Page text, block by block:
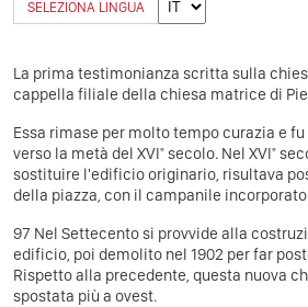
SELEZIONA LINGUA
La prima testimonianza scritta sulla
cappella filiale della chiesa matrice di
Essa rimase per molto tempo curazia e
verso la metà del XVI° secolo. Nel XVI°
sostituire l'edificio originario, risultava
della piazza, con il campanile
97 Nel Settecento si provvide alla
edificio, poi demolito nel 1902 per far
Rispetto alla precedente, questa nuova
spostata più a ovest.